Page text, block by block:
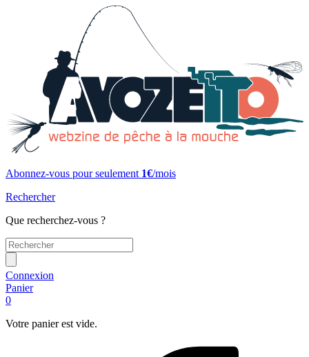
Abonnez-vous pour seulement 1€/mois
Rechercher
Que recherchez-vous ?
Connexion
Panier
0
Votre panier est vide.